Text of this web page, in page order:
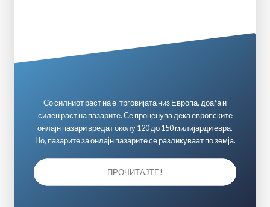
Со силниот раст на е-трговијата низ Европа, доаѓа и
силен раст на пазарите. Се проценува дека европските
онлајн пазари вредат околу 120 до 150 милијарди евра.
Но, пазарите за онлајн пазарите се разликуваат по земја.
ПРОЧИТАЈТЕ!